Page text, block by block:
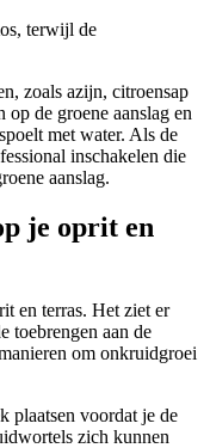
terwijl de
zoals azijn, citroensap
de groene aanslag en
met water. Als de
inschakelen die
aanslag.
je oprit en
en terras. Het ziet er
toebrengen aan de
om onkruidgroei
plaatsen voordat je de
zich kunnen